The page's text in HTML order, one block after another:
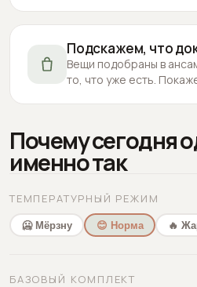
Подскажем, что
Вещи подобраны в
то, что уже есть.
Почему сегодня
именно так
ТЕМПЕРАТУРНЫЙ РЕЖИМ
🥶 Мёрзну 😊 Норма 🔥
БАЗОВЫЙ КОМПЛЕКТ